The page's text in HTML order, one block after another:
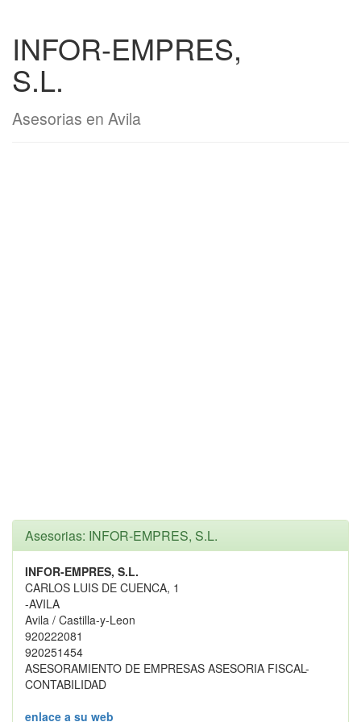
INFOR-EMPRES,
S.L.
Asesorias en Avila
Asesorias: INFOR-EMPRES, S.L.
INFOR-EMPRES, S.L.
CARLOS LUIS DE CUENCA, 1
-AVILA
Avila / Castilla-y-Leon
920222081
920251454
ASESORAMIENTO DE EMPRESAS ASESORIA FISCAL-
CONTABILIDAD
enlace a su web